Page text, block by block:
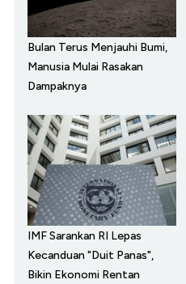
Bulan Terus Menjauhi Bumi,
Manusia Mulai Rasakan
Dampaknya
IMF Sarankan RI Lepas
Kecanduan "Duit Panas",
Bikin Ekonomi Rentan